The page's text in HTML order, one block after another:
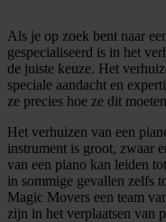
Als je op zoek bent naar
gespecialiseerd is in het
de juiste keuze. Het
speciale aandacht en
ze precies hoe ze dit
Het verhuizen van een
instrument is groot, zwaar
van een piano kan leiden
in sommige gevallen zelfs
Magic Movers een team
zijn in het verplaatsen van